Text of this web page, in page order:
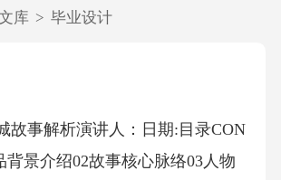
库 > 毕业设计
故事解析演讲人：日期:目录CON
背景介绍02故事核心脉络03人物